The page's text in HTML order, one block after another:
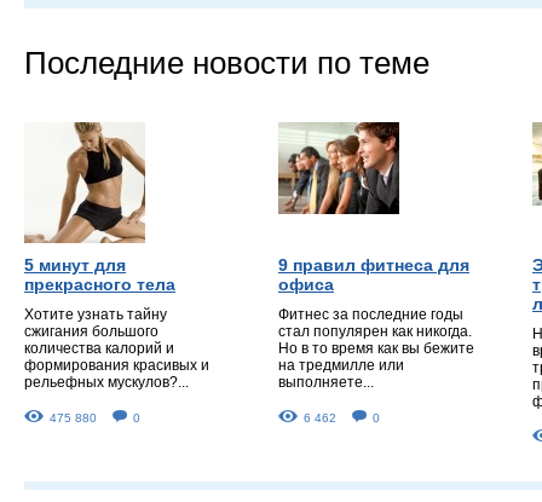
Последние новости по теме
5 минут для
прекрасного тела
Хотите узнать тайну
сжигания большого
количества калорий и
формирования красивых и
рельефных мускулов?...
475 880 0
9 правил фитнеса для
офиса
Фитнес за последние годы
стал популярен как никогда.
Но в то время как вы бежите
на тредмилле или
выполняете...
6 462 0